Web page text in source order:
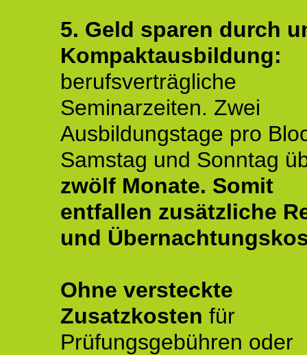
5. Geld sparen durch
Kompaktausbildung:
berufsverträgliche
Seminarzeiten. Zwei
Ausbildungstage pro
Samstag und Sonntag
zwölf Monate. Somit
entfallen zusätzliche
und
Ohne versteckte
Zusatzkosten für
Prüfungsgebühren oder